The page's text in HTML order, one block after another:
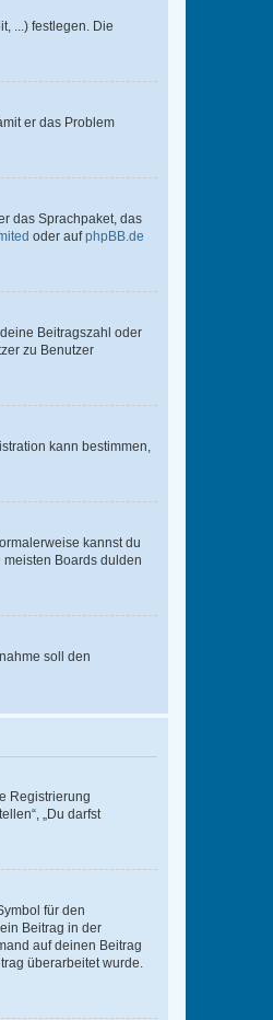
...) festlegen. Die
er das Problem
das Sprachpaket, das
oder aufphpBB.de
Beitragszahl oder
zu Benutzer
kann bestimmen,
kannst du
Boards dulden
soll den
Registrierung
„Du darfst
für den
Beitrag in der
auf deinen Beitrag
überarbeitet wurde.